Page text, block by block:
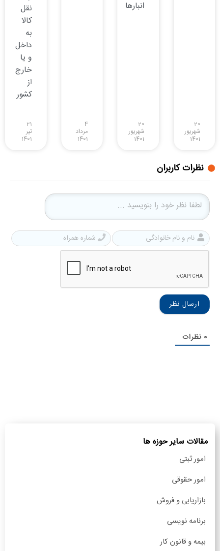
20
شهریور
1401
انبارها
20
شهریور
1401
4
مرداد
1401
نقل
کالا
به
داخل
و یا
خارج
از
کشور
21
تیر
1401
نظرات کاربران
نام
و
نام
0 نظرات
مقالات سایر حوزه ها
امور ثبتی
امور حقوقی
بازاریابی و فروش
برنامه نویسی
بیمه و قانون کار